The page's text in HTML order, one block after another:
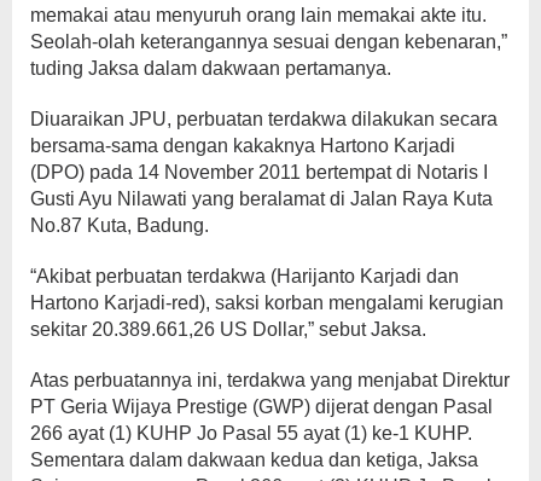
memakai atau menyuruh orang lain memakai akte itu.
Seolah-olah keterangannya sesuai dengan kebenaran,”
tuding Jaksa dalam dakwaan pertamanya.
Diuaraikan JPU, perbuatan terdakwa dilakukan secara
bersama-sama dengan kakaknya Hartono Karjadi
(DPO) pada 14 November 2011 bertempat di Notaris I
Gusti Ayu Nilawati yang beralamat di Jalan Raya Kuta
No.87 Kuta, Badung.
“Akibat perbuatan terdakwa (Harijanto Karjadi dan
Hartono Karjadi-red), saksi korban mengalami kerugian
sekitar 20.389.661,26 US Dollar,” sebut Jaksa.
Atas perbuatannya ini, terdakwa yang menjabat Direktur
PT Geria Wijaya Prestige (GWP) dijerat dengan Pasal
266 ayat (1) KUHP Jo Pasal 55 ayat (1) ke-1 KUHP.
Sementara dalam dakwaan kedua dan ketiga, Jaksa